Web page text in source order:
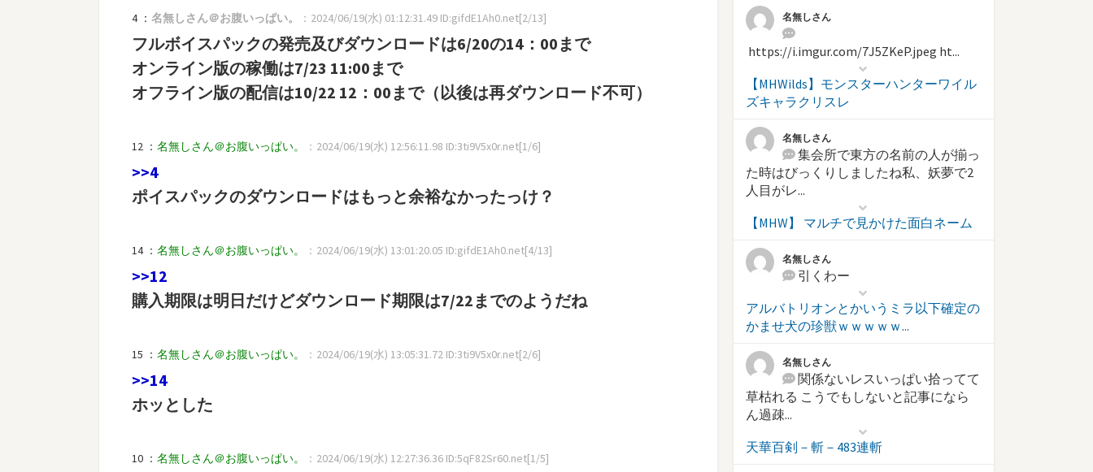
4 ： 名無しさん＠お腹いっぱい。 ：2024/06/19(水) 01:12:31.49 ID:gifdE1Ah0.net[2/13]
フルボイスパックの発売及びダウンロードは6/20の14：00まで
オンライン版の稼働は7/23 11:00まで
オフライン版の配信は10/22 12：00まで（以後は再ダウンロード不可）
12 ： 名無しさん＠お腹いっぱい。 ：2024/06/19(水) 12:56:11.98 ID:3ti9V5x0r.net[1/6]
>>4
ポイスパックのダウンロードはもっと余裕なかったっけ？
14 ： 名無しさん＠お腹いっぱい。 ：2024/06/19(水) 13:01:20.05 ID:gifdE1Ah0.net[4/13]
>>12
購入期限は明日だけどダウンロード期限は7/22までのようだね
15 ： 名無しさん＠お腹いっぱい。 ：2024/06/19(水) 13:05:31.72 ID:3ti9V5x0r.net[2/6]
>>14
ホッとした
10 ： 名無しさん＠お腹いっぱい。 ：2024/06/19(水) 12:27:36.36 ID:5qF82Sr60.net[1/5]
名無しさん
https://i.imgur.com/7J5ZKeP.jpeg ht...
【MHWilds】モンスターハンターワイル
ズキャラクリスレ
名無しさん
集会所で東方の名前の人が揃っ
た時はびっくりしましたね私、妖夢で2
人目がレ...
【MHW】 マルチで見かけた面白ネーム
名無しさん
引くわー
アルバトリオンとかいうミラ以下確定の
かませ犬の珍獣ｗｗｗｗｗ...
名無しさん
関係ないレスいっぱい拾ってて
草枯れる こうでもしないと記事になら
ん過疎...
天華百剣－斬－483連斬